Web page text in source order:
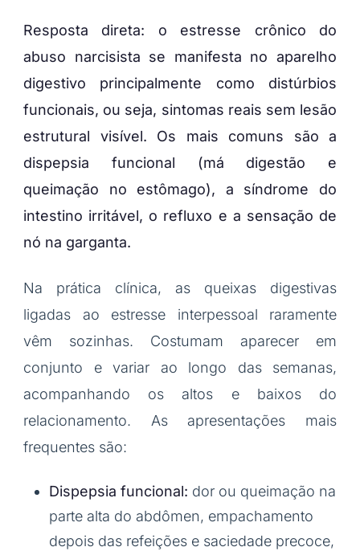
Resposta direta: o estresse crônico do
abuso narcisista se manifesta no aparelho
digestivo principalmente como distúrbios
funcionais, ou seja, sintomas reais sem lesão
estrutural visível. Os mais comuns são a
dispepsia funcional (má digestão e
queimação no estômago), a síndrome do
intestino irritável, o refluxo e a sensação de
nó na garganta.
Na prática clínica, as queixas digestivas
ligadas ao estresse interpessoal raramente
vêm sozinhas. Costumam aparecer em
conjunto e variar ao longo das semanas,
acompanhando os altos e baixos do
relacionamento. As apresentações mais
frequentes são:
Dispepsia funcional: dor ou queimação na
parte alta do abdômen, empachamento
depois das refeições e saciedade precoce,